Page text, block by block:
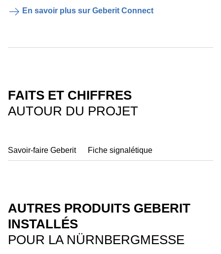
En savoir plus sur Geberit Connect
FAITS ET CHIFFRES
AUTOUR DU PROJET
Savoir-faire Geberit Fiche signalétique
AUTRES PRODUITS GEBERIT
INSTALLÉS
POUR LA NÜRNBERGMESSE